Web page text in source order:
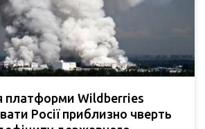
платформи Wildberries
Росії приблизно чверть